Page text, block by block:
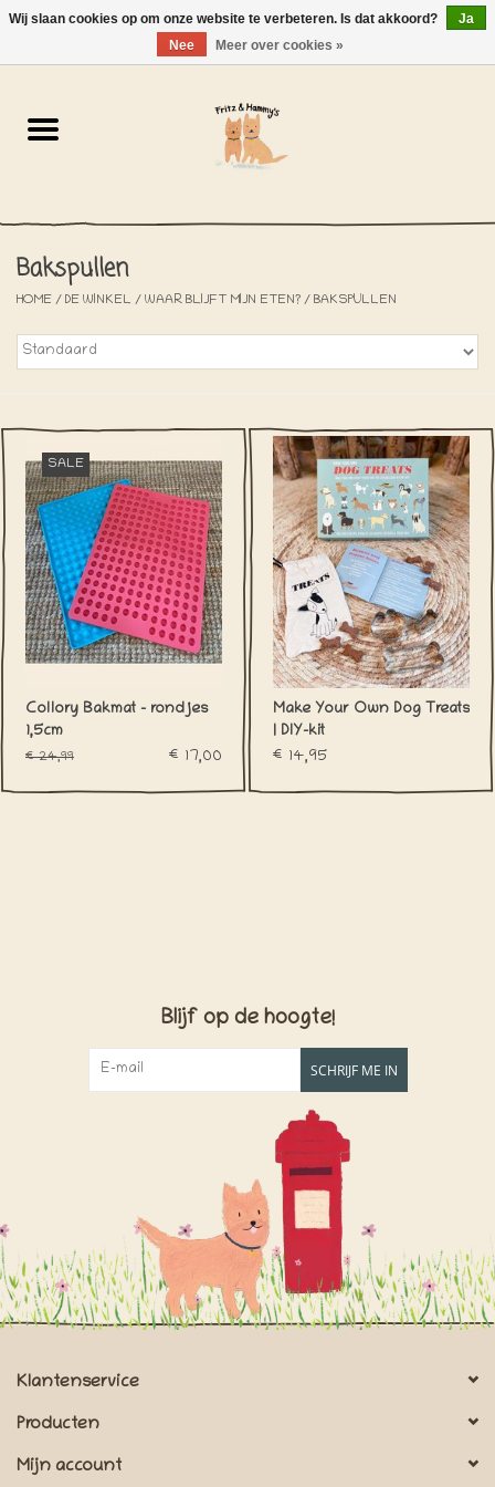
NL-EN 0 Artikelen - €0,00
De Winkel
SOLDEN
Het Strandhuisje
Over ons
Bakspullen
HOME / DE WINKEL / WAAR BLIJFT MIJN ETEN? / BAKSPULLEN
SALE
Collory Bakmat - rondjes
1,5cm
€24,99 €17,00
Make Your Own Dog Treats
| DIY-kit
€14,95
Blijf op de hoogte!
SCHRIJF ME IN
Klantenservice
Producten
Mijn account
Wij slaan cookies op om onze website te verbeteren. Is dat akkoord?
Ja
Nee
Meer over cookies »